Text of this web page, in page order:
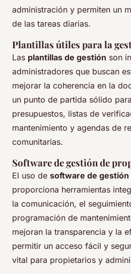
administración y permiten un
de las tareas diarias.
Plantillas útiles para la
Las plantillas de gestión son
administradores que buscan
mejorar la coherencia en la
un punto de partida sólido
presupuestos, listas de
mantenimiento y agendas de
comunitarias.
Software de gestión de
El uso de software de
proporciona herramientas
la comunicación, el
programación de
mejoran la transparencia y la
permitir un acceso fácil y
vital para propietarios y